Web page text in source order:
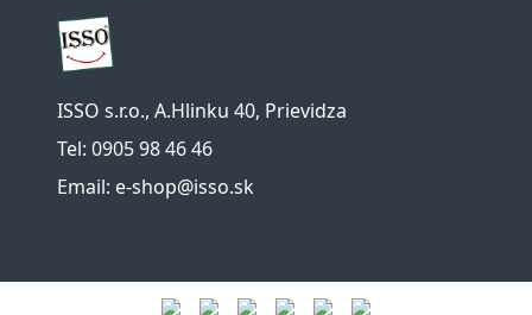
ISSO s.r.o., A.Hlinku 40, Prievidza
Tel: 0905 98 46 46
Email: e-shop@isso.sk